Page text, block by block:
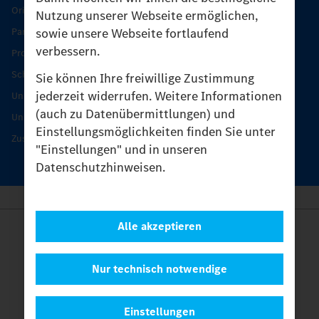
Nutzung unserer Webseite ermöglichen,
sowie unsere Webseite fortlaufend
verbessern.
Sie können Ihre freiwillige Zustimmung
jederzeit widerrufen. Weitere Informationen
(auch zu Datenübermittlungen) und
Einstellungsmöglichkeiten finden Sie unter
"Einstellungen" und in unseren
Datenschutzhinweisen.
Einstellungen
Nur technisch notwendige
Alle akzeptieren
Original-Teile
Partner finden
Produkt-Highlights
Schutz und Werterhalt
Unimog Serviceangebot
Unimog Servicetage
Zusatzleistungen
Anbieter
Rechtliche Hinweise
Kontakt
Cookies
Datenschutz
Einstellungen